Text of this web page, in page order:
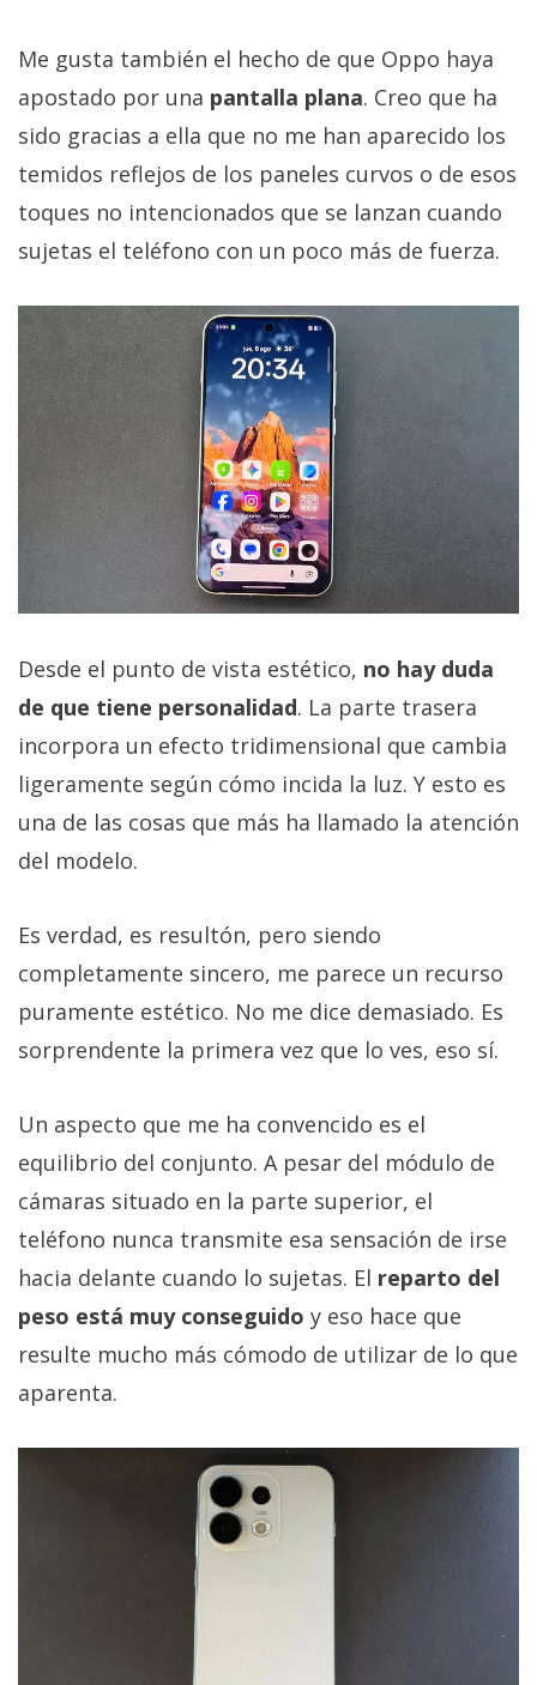
Me gusta también el hecho de que Oppo haya
apostado por una pantalla plana. Creo que ha
sido gracias a ella que no me han aparecido los
temidos reflejos de los paneles curvos o de esos
toques no intencionados que se lanzan cuando
sujetas el teléfono con un poco más de fuerza.
Desde el punto de vista estético, no hay duda
de que tiene personalidad. La parte trasera
incorpora un efecto tridimensional que cambia
ligeramente según cómo incida la luz. Y esto es
una de las cosas que más ha llamado la atención
del modelo.
Es verdad, es resultón, pero siendo
completamente sincero, me parece un recurso
puramente estético. No me dice demasiado. Es
sorprendente la primera vez que lo ves, eso sí.
Un aspecto que me ha convencido es el
equilibrio del conjunto. A pesar del módulo de
cámaras situado en la parte superior, el
teléfono nunca transmite esa sensación de irse
hacia delante cuando lo sujetas. El reparto del
peso está muy conseguido y eso hace que
resulte mucho más cómodo de utilizar de lo que
aparenta.